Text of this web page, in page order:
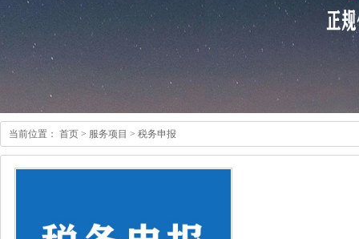
当前位置： 首页 > 服务项目 > 税务申报